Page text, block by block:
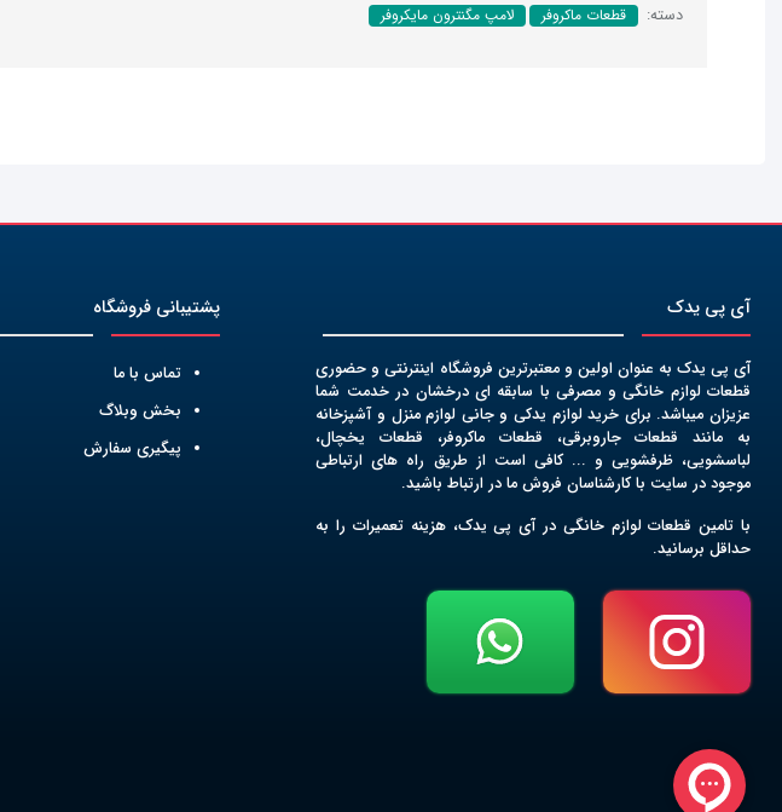
دسته: قطعات ماکروفر لامپ مگنترون مایکروفر
آی پی یدک
آی پی یدک به عنوان اولین و معتبرترین فروشگاه اینترنتی و حضوری
قطعات لوازم خانگی و مصرفی با سابقه ای درخشان در خدمت شما
عزیزان میباشد. برای خرید لوازم یدکی و جانی لوازم منزل و آشپزخانه
به مانند قطعات جاروبرقی، قطعات ماکروفر، قطعات یخچال،
لباسشویی، ظرفشویی و ... کافی است از طریق راه های ارتباطی
موجود در سایت با کارشناسان فروش ما در ارتباط باشید.
با تامین قطعات لوازم خانگی در آی پی یدک، هزینه تعمیرات را به
حداقل برسانید.
پشتیبانی فروشگاه
تماس با ما
بخش وبلاگ
پیگیری سفارش